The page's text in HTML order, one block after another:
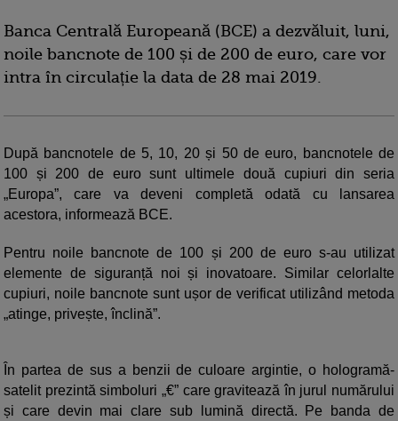
Banca Centrală Europeană (BCE) a dezvăluit, luni,
noile bancnote de 100 și de 200 de euro, care vor
intra în circulație la data de 28 mai 2019.
După bancnotele de 5, 10, 20 și 50 de euro, bancnotele de
100 și 200 de euro sunt ultimele două cupiuri din seria
„Europa”, care va deveni completă odată cu lansarea
acestora, informează BCE.
Pentru noile bancnote de 100 și 200 de euro s-au utilizat
elemente de siguranță noi și inovatoare. Similar celorlalte
cupiuri, noile bancnote sunt ușor de verificat utilizând metoda
„atinge, privește, înclină”.
În partea de sus a benzii de culoare argintie, o hologramă-
satelit prezintă simboluri „€” care gravitează în jurul numărului
și care devin mai clare sub lumină directă. Pe banda de